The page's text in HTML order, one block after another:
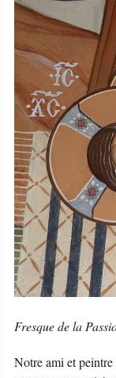
Fresque de la
Notre ami et peintre